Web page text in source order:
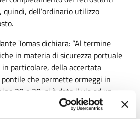
quindi, dell’ordinario utilizzo
Tomas dichiara: “Al termine
in materia di sicurezza portuale
particolare, della accertata
che permette ormeggi in
29 e 30, si è dato il via ad un
darsena traghetti. Mi sia
il mio sentito